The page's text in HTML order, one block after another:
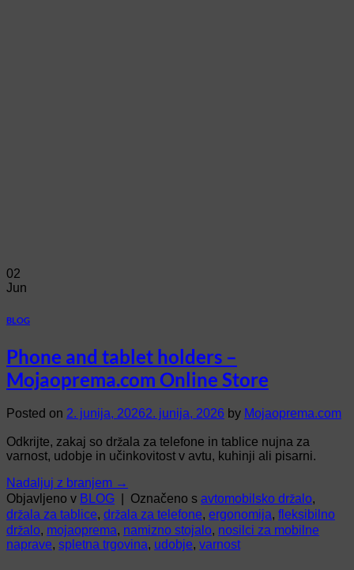
02
Jun
BLOG
Phone and tablet holders –
Mojaoprema.com Online Store
Posted on 2. junija, 20262. junija, 2026 by Mojaoprema.com
Odkrijte, zakaj so držala za telefone in tablice nujna za
varnost, udobje in učinkovitost v avtu, kuhinji ali pisarni.
Nadaljuj z branjem →
Objavljeno v BLOG Označeno s avtomobilsko držalo,
držala za tablice, držala za telefone, ergonomija, fleksibilno
držalo, mojaoprema, namizno stojalo, nosilci za mobilne
naprave, spletna trgovina, udobje, varnost